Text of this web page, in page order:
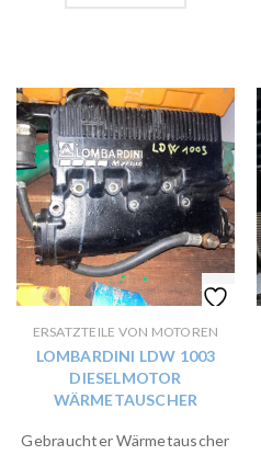
ERSATZTEILE VON MOTOREN
LOMBARDINI LDW 1003
DIESELMOTOR
WÄRMETAUSCHER
Gebrauchter Wärmetauscher